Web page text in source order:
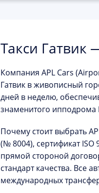
Такси Гатвик
Компания APL Cars
Гатвикв живописный
дней в неделю,
знаменитого ипподрома
Почему стоит выбрать
(№ 8004), сертификат ISO
прямой стороной
стандарт качества. Все
международных